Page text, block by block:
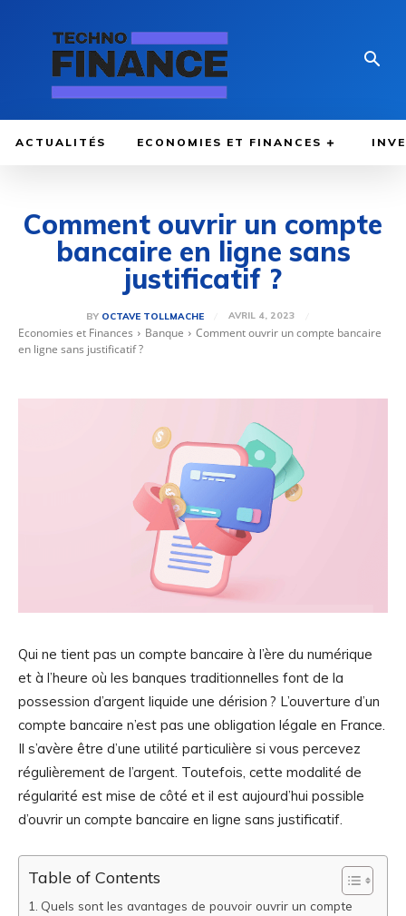
ACTUALITÉS ECONOMIES ET FINANCES
Comment ouvrir un compte
bancaire en ligne sans
justificatif ?
BY OCTAVE TOLLMACHE AVRIL 4, 2023
Economies et Finances Banque
Comment ouvrir un compte bancaire
en ligne sans justificatif ?
Qui ne tient pas un compte bancaire à l’ère du numérique
et à l’heure où les banques traditionnelles font de la
possession d’argent liquide une dérision ? L’ouverture d’un
compte bancaire n’est pas une obligation légale en France.
Il s’avère être d’une utilité particulière si vous percevez
régulièrement de l’argent. Toutefois, cette modalité de
régularité est mise de côté et il est aujourd’hui possible
d’ouvrir un compte bancaire en ligne sans justificatif.
Table of Contents
Quels sont les avantages de pouvoir ouvrir un compte